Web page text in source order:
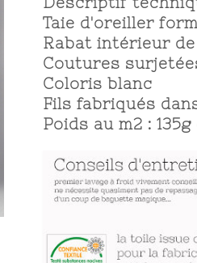
Taie d'oreiller
Rabat intérieur
Coutures
Coloris blanc
Fils fabriqués
Poids au m2 :